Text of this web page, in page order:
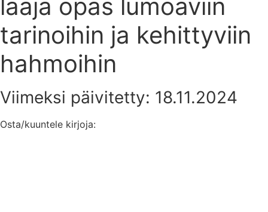
laaja opas lumoaviin
tarinoihin ja kehittyviin
hahmoihin
Viimeksi päivitetty: 18.11.2024
Osta/kuuntele kirjoja: